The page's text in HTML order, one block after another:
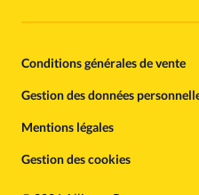
Conditions générales de vente
Gestion des données
Mentions légales
Gestion des cookies